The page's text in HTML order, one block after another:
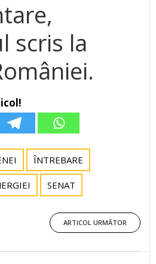
scris la
ÎNTREBARE
SENAT
Post
navigation
ARTICOL URMĂTOR